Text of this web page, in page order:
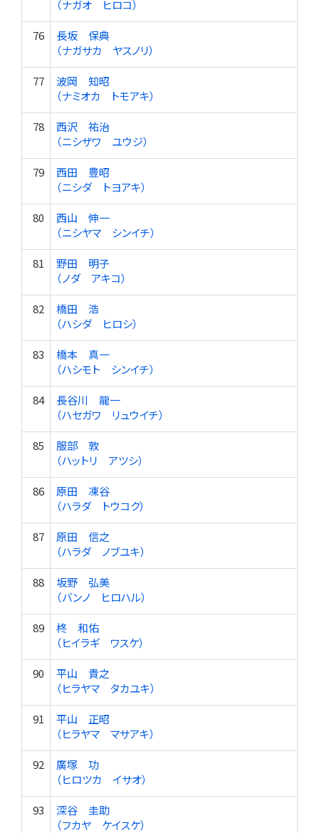
（ナガオ ヒロコ）
76
長坂 保典
（ナガサカ ヤスノリ）
77
波岡 知昭
（ナミオカ トモアキ）
78
西沢 祐治
（ニシザワ ユウジ）
79
西田 豊昭
（ニシダ トヨアキ）
80
西山 伸一
（ニシヤマ シンイチ）
81
野田 明子
（ノダ アキコ）
82
橋田 浩
（ハシダ ヒロシ）
83
橋本 真一
（ハシモト シンイチ）
84
長谷川 龍一
（ハセガワ リュウイチ）
85
服部 敦
（ハットリ アツシ）
86
原田 凍谷
（ハラダ トウコク）
87
原田 信之
（ハラダ ノブユキ）
88
坂野 弘美
（バンノ ヒロハル）
89
柊 和佑
（ヒイラギ ワスケ）
90
平山 貴之
（ヒラヤマ タカユキ）
91
平山 正昭
（ヒラヤマ マサアキ）
92
廣塚 功
（ヒロツカ イサオ）
93
深谷 圭助
（フカヤ ケイスケ）